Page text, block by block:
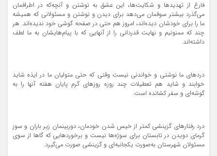
فارغ از تهدیدها و شکایت‌ها، این عشق به نوشتن و آنچه‌که در اطرافمان
می‌گذرد بیشتر سوقمان می‌دهد برای دیدن و نوشتن و مسئولانی که همیشه
ما را برای خودشان دیده‌اند، امروز هم حتی در صفحه گوشی خود ندیده‌اند. هر
چند که ممنونیم و نهایت قدردانی را از آنهایی که با پیام‌هایشان به ما لطف
داشته‌اند.
دردهای ما نوشتی و خواندنی نیست وقتی که حتی متولیان ما در ایذه شاید
خوابند و شاید هم تعطیلات چند روزه روزهای گرم پایان هفته آنها را به
گوشه‌ای و سفر کشانده است.
درد رفتارهای گزینشی کمتر از خیس شدن خودمان، دوربینمان زیر باران و سوز
گرمای دویدن در تابستان برای سوژه‌ها نیست و برخوردهایی که گاها از سوی
مسئولان شهرستان به‌صورت یکجانبه‌ای و گزینشی صورت می‌گیرد.